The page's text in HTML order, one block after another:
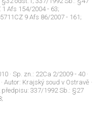
Afs 154/2004 - 63;
9 Afs 86/2007 - 161;
· Sp. zn.: 22Ca 2/2009 - 40 ·
· Autor: Krajský soud v Ostravě ·
předpisu: 337/1992 Sb.: §27